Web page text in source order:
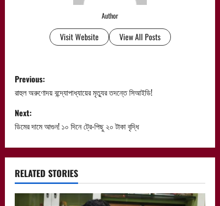
Author
Visit Website View All Posts
P
o
s
t
n
a
v
Previous:
রাহুল অরুণোদয় বন্দ্যোপাধ্যায়ের মৃত্যুর তদন্তে সিআইডি!
Next:
ডিমের দামে আগুন! ১০ দিনে ট্রে-পিছু ২০ টাকা বৃদ্ধি
RELATED STORIES